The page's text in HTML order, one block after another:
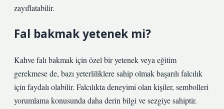
zayıflatabilir.
Fal bakmak yetenek mi?
Kahve falı bakmak için özel bir yetenek veya eğitim
gerekmese de, bazı yeterliliklere sahip olmak başarılı falcılık
için faydalı olabilir. Falcılıkta deneyimi olan kişiler, sembolleri
yorumlama konusunda daha derin bilgi ve sezgiye sahiptir.